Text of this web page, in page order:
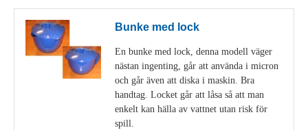
Bunke med lock
En bunke med lock, denna modell väger
nästan ingenting, går att använda i micron
och går även att diska i maskin. Bra
handtag. Locket går att låsa så att man
enkelt kan hälla av vattnet utan risk för
spill.